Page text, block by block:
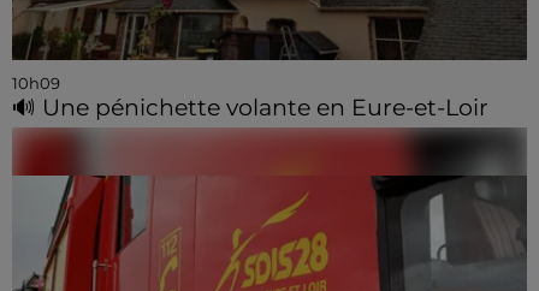
10h09
🔊 Une pénichette volante en Eure-et-Loir